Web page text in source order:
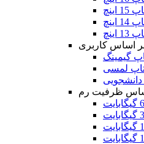
اینچ
اینچ
اینچ
اساس کاربری
گیمینگ
لمسی
ظرفیت رم